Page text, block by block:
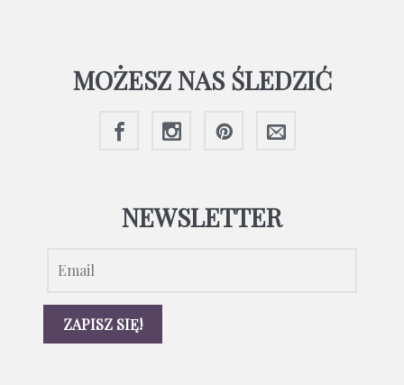
MOŻESZ NAS ŚLEDZIĆ
NEWSLETTER